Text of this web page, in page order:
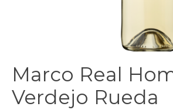
Marco Real
Verdejo Rueda